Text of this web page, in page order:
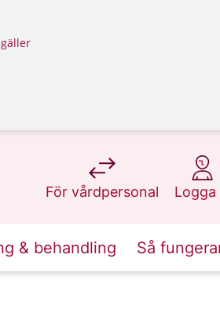
För vårdpersonal
på 1177.se
Logga
på
& behandling Så